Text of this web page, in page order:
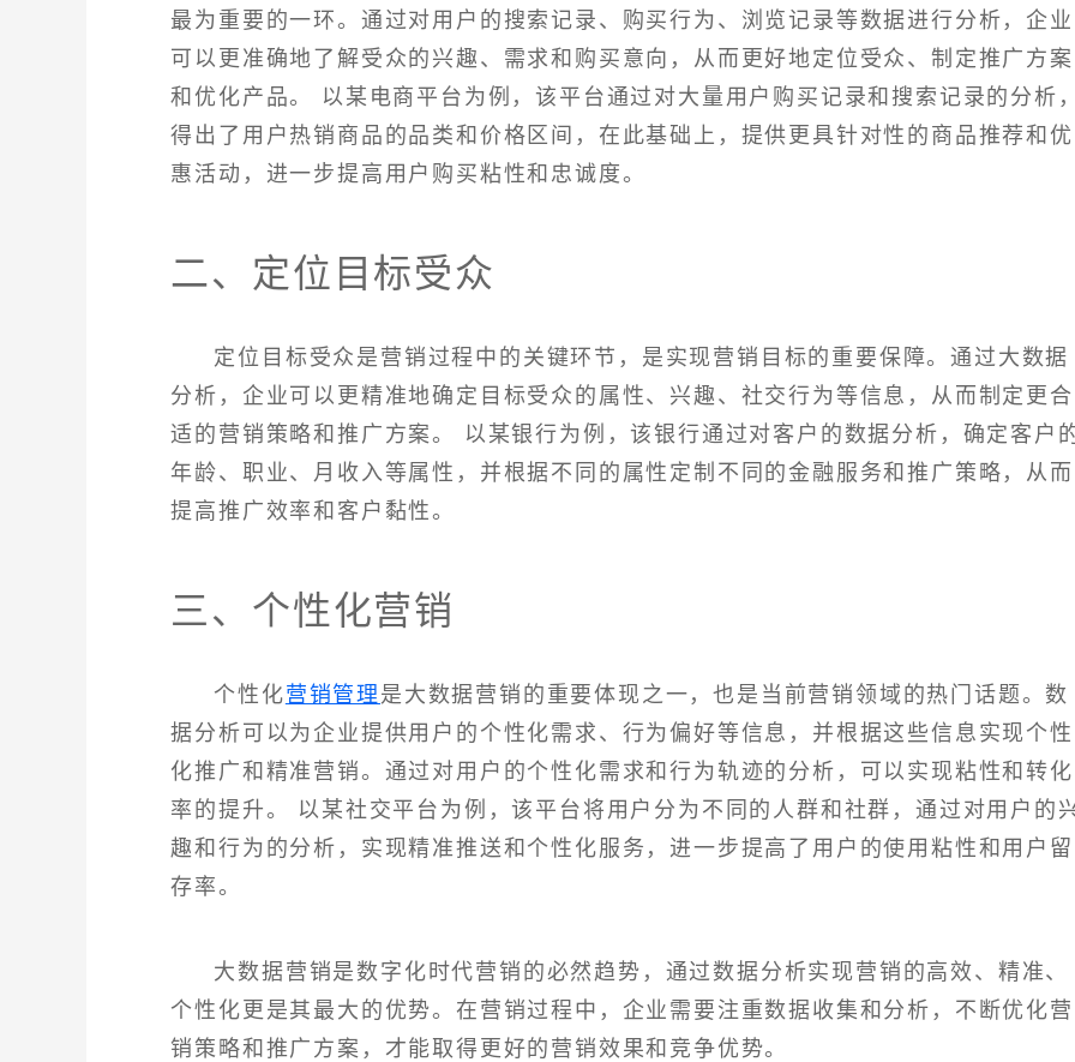
最为重要的一环。通过对用户的搜索记录、购买行为、浏览记录等数据进行分析，企业
可以更准确地了解受众的兴趣、需求和购买意向，从而更好地定位受众、制定推广方案
和优化产品。 以某电商平台为例，该平台通过对大量用户购买记录和搜索记录的分析
得出了用户热销商品的品类和价格区间，在此基础上，提供更具针对性的商品推荐和优
惠活动，进一步提高用户购买粘性和忠诚度。
二、定位目标受众
定位目标受众是营销过程中的关键环节，是实现营销目标的重要保障。通过大数据
分析，企业可以更精准地确定目标受众的属性、兴趣、社交行为等信息，从而制定更合
适的营销策略和推广方案。 以某银行为例，该银行通过对客户的数据分析，确定客户
年龄、职业、月收入等属性，并根据不同的属性定制不同的金融服务和推广策略，从而
提高推广效率和客户黏性。
三、个性化营销
个性化营销管理是大数据营销的重要体现之一，也是当前营销领域的热门话题。数
据分析可以为企业提供用户的个性化需求、行为偏好等信息，并根据这些信息实现个性
化推广和精准营销。通过对用户的个性化需求和行为轨迹的分析，可以实现粘性和转化
率的提升。 以某社交平台为例，该平台将用户分为不同的人群和社群，通过对用户的
趣和行为的分析，实现精准推送和个性化服务，进一步提高了用户的使用粘性和用户留
存率。
大数据营销是数字化时代营销的必然趋势，通过数据分析实现营销的高效、精准、
个性化更是其最大的优势。在营销过程中，企业需要注重数据收集和分析，不断优化营
销策略和推广方案，才能取得更好的营销效果和竞争优势。